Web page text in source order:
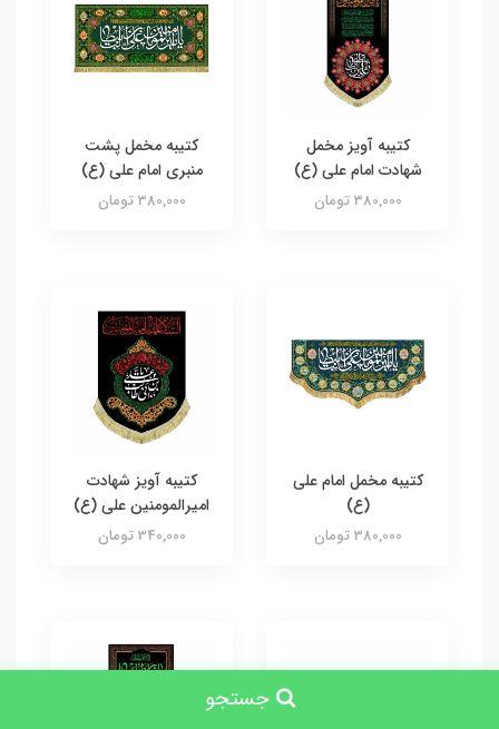
کتیبه آویز مخمل
شهادت امام علی (ع)
380,000 تومان
کتیبه مخمل پشت
منبری امام علی (ع)
380,000 تومان
کتیبه مخمل امام علی
(ع)
380,000 تومان
کتیبه آویز شهادت
امیرالمومنین علی (ع)
340,000 تومان
جستجو